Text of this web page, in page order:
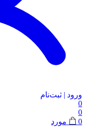
ورود | ثبت‌نام
0
0
0
مورد